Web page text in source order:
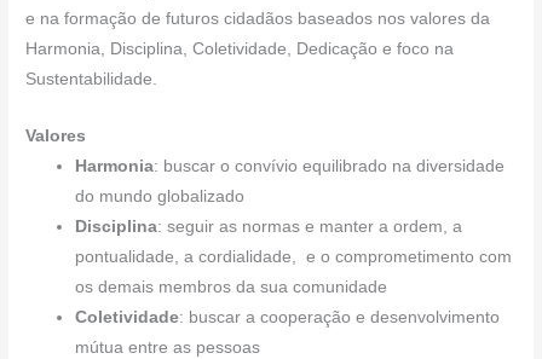
e na formação de futuros cidadãos baseados nos valores da
Harmonia, Disciplina, Coletividade, Dedicação e foco na
Sustentabilidade.
Valores
Harmonia: buscar o convívio equilibrado na diversidade
do mundo globalizado
Disciplina: seguir as normas e manter a ordem, a
pontualidade, a cordialidade, e o comprometimento com
os demais membros da sua comunidade
Coletividade: buscar a cooperação e desenvolvimento
mútua entre as pessoas